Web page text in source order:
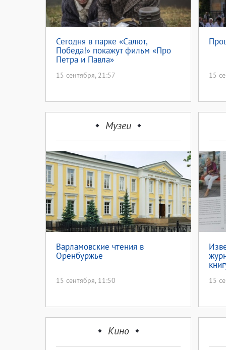
Сегодня в парке «Салют,
Победа!» покажут фильм «Про
Петра и Павла»
15 сентября, 21:57 15
Музеи
Варламовские чтения в
Оренбуржье
15 сентября, 11:50 15
Кино